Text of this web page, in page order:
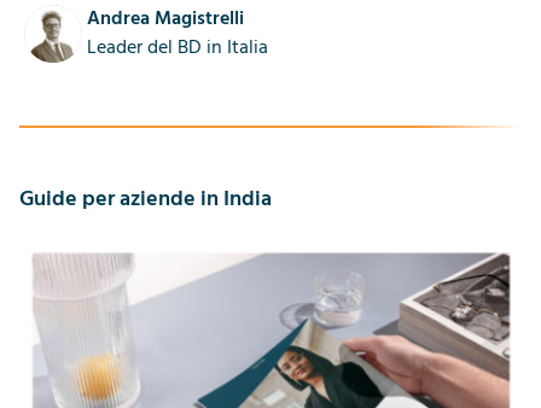
Andrea Magistrelli
Leader del BD in Italia
Guide per aziende in India